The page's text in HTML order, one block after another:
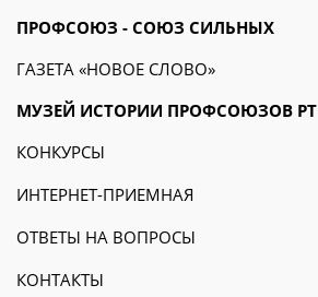
ПРОФСОЮЗ - СОЮЗ СИЛЬНЫХ
ГАЗЕТА «НОВОЕ СЛОВО»
МУЗЕЙ ИСТОРИИ ПРОФСОЮЗОВ РТ
КОНКУРСЫ
ИНТЕРНЕТ-ПРИЕМНАЯ
ОТВЕТЫ НА ВОПРОСЫ
КОНТАКТЫ